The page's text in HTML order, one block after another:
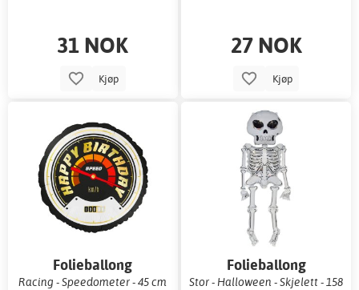
31 NOK
Kjøp
27 NOK
Kjøp
Folieballong
Racing - Speedometer - 45 cm
Folieballong
Stor - Halloween - Skjelett - 158